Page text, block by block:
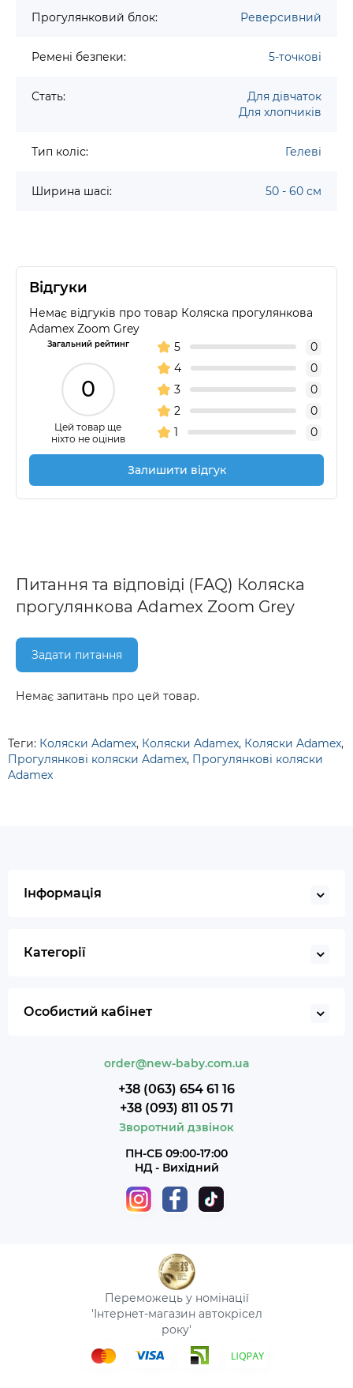
Прогулянковий блок: Реверсивний
Ремені безпеки: 5-точкові
Стать:
Для дівчаток
Для хлопчиків
Тип коліс: Гелеві
Ширина шасі: 50 - 60 см
Відгуки
Немає відгуків про товар Коляска прогулянкова
Adamex Zoom Grey
Загальний рейтинг
0
Цей товар ще
ніхто не оцінив
5
0
4
0
3
0
2
0
1
0
Залишити відгук
Питання та відповіді (FAQ) Коляска
прогулянкова Adamex Zoom Grey
Задати питання
Немає запитань про цей товар.
Теги: Коляски Adamex, Коляски Adamex, Коляски Adamex,
Прогулянкові коляски Adamex, Прогулянкові коляски
Adamex
Інформація
Категорії
Особистий кабінет
order@new-baby.com.ua
+38 (063) 654 61 16
+38 (093) 811 05 71
Зворотний дзвінок
ПН-СБ 09:00-17:00
НД - Вихідний
Переможець у номінації
'Інтернет-магазин автокрісел
року'